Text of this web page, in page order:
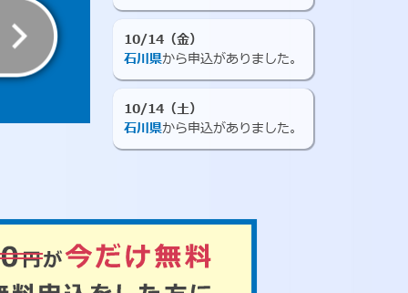
10/14（金）
石川県から申込がありました。
10/14（土）
石川県から申込がありました。